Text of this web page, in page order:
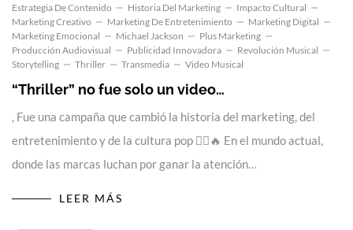
Estrategia De Contenido
Historia Del Marketing
Impacto Cultural
Marketing Creativo
Marketing De Entretenimiento
Marketing Digital
Marketing Emocional
Michael Jackson
Plus Marketing
Producción Audiovisual
Publicidad Innovadora
Revolución Musical
Storytelling
Thriller Transmedia Video Musical
“Thriller” no fue solo un video…
, Fue una campaña que cambió la historia del marketing, del
entretenimiento y de la cultura pop 🧟‍♂️🔥 En el mundo actual,
donde las marcas luchan por ganar la atención…
LEER MÁS